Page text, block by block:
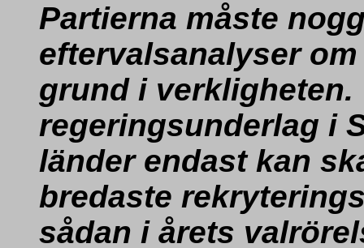
Partierna måste
eftervalsanalyser
grund i verkligheten.
regeringsunderlag i
länder endast kan
bredaste
sådan i årets